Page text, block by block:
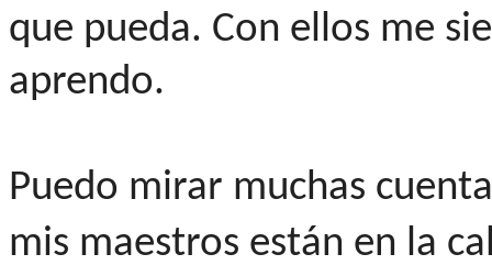
que pueda. Con ellos me
aprendo.
Puedo mirar muchas
mis maestros están en la